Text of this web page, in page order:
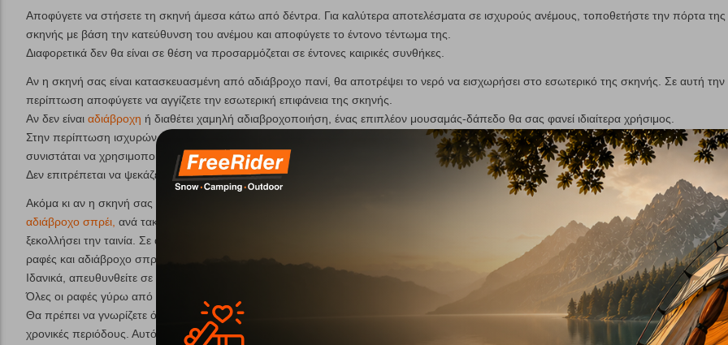
Αποφύγετε να στήσετε τη σκηνή άμεσα κάτω από δέντρα. Για καλύτερα αποτελέσματα σε ισχυρούς ανέμους, τοποθετήστε την πόρτα της
σκηνής με βάση την κατεύθυνση του ανέμου και αποφύγετε το έντονο τέντωμα της.
Διαφορετικά δεν θα είναι σε θέση να προσαρμόζεται σε έντονες καιρικές συνθήκες.
Αν η σκηνή σας είναι κατασκευασμένη από αδιάβροχο πανί, θα αποτρέψει το νερό να εισχωρήσει στο εσωτερικό της σκηνής. Σε αυτή την
περίπτωση αποφύγετε να αγγίζετε την εσωτερική επιφάνεια της σκηνής.
Αν δεν είναι αδιάβροχη ή διαθέτει χαμηλή αδιαβροχοποιήση, ένας επιπλέον μουσαμάς-δάπεδο θα σας φανεί ιδιαίτερα χρήσιμος.
Στην περίπτωση ισχυρών ανέμων, αντικαταστήστε τα πασσαλάκια που διαθέτει η σκηνή με πιο ισχυρά. Για πετρώδες ή σκληρό έδαφος
συνιστάται να χρησιμοποιήσετε πασσαλάκια U-μορφής από ατσάλι.
Δεν επιτρέπεται να ψεκάζετε με εντομοκτόνα εντός ή επί της σκηνή καθώς μπορεί να καταστρέψουν το ύφασμα της.
Ακόμα κι αν η σκηνή σας διαθέτει θερμοκολλημένες ραφές, είτε με τη μορφή ραφής είτε με ταινία, σας συνιστούμε να χρησιμοποιήσετε ένα
αδιάβροχο σπρέι, ανά τακτά χρονικά διαστήματα για την καλύτερη συντήρηση τους. Η παρατεταμένη έκθεση στον ήλιο μπορεί να
ξεκολλήσει την ταινία. Σε αυτή την περίπτωση αφαιρέστε με ιδιαίτερη προσοχή την ταινία, τοποθετήστε ειδικό σπρέι που σφραγίζει τις
ραφές και αδιάβροχο σπρέι για την εκ νέου σφράγιση των ραφών.
Ιδανικά, απευθυνθείτε σε
που έχει την τεχνογνωσία και τα κατάλληλα υλικά για την επιδιόρθωση.
Όλες οι ραφές γύρω από τα φερμουάρ και τις μπαρέτες, είναι από τα πιο αδύναμα σημεία στις σκηνές. Χειριστείτε τα με προσοχή.
Θα πρέπει να γνωρίζετε ότι υπεριώδη ακτινοβολία (UV) θα βλάψει την σκηνή, αν την εκθέτετε σε άμεση ηλιακή ακτινοβολία για μεγάλες
χρονικές περιόδους. Αυτό βέβαια θα εξαρτηθεί και από τα χαρακτηριστικά της σκηνή σας.